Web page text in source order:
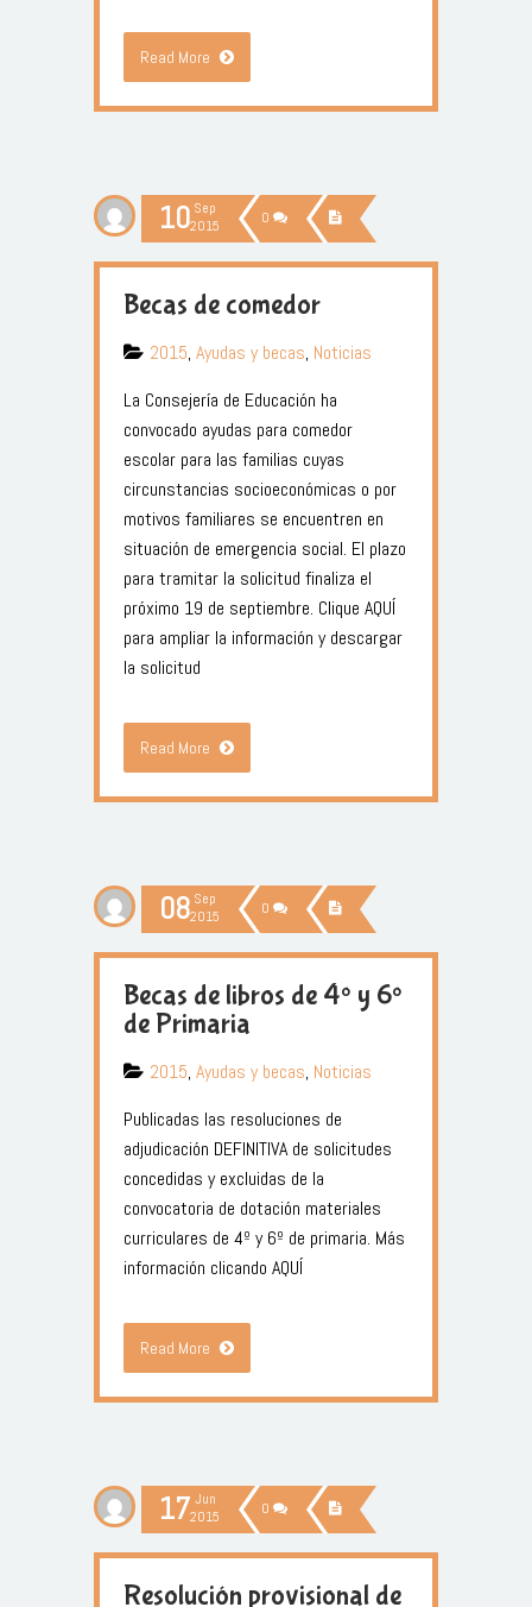
Read More
10 Sep
2015
0
Becas de comedor
2015, Ayudas y becas, Noticias
La Consejería de Educación ha
convocado ayudas para comedor
escolar para las familias cuyas
circunstancias socioeconómicas o por
motivos familiares se encuentren en
situación de emergencia social. El plazo
para tramitar la solicitud finaliza el
próximo 19 de septiembre. Clique AQUÍ
para ampliar la información y descargar
la solicitud
Read More
08 Sep
2015
0
Becas de libros de 4º y 6º
de Primaria
2015, Ayudas y becas, Noticias
Publicadas las resoluciones de
adjudicación DEFINITIVA de solicitudes
concedidas y excluidas de la
convocatoria de dotación materiales
curriculares de 4º y 6º de primaria. Más
información clicando AQUÍ
Read More
17 Jun
2015
0
Resolución provisional de